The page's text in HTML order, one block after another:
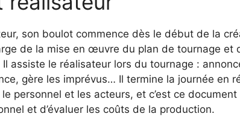
son boulot commence dès le début de la
de la mise en œuvre du plan de tournage et
assiste le réalisateur lors du tournage :
gère les imprévus… Il termine la journée en
personnel et les acteurs, et c’est ce
et d’évaluer les coûts de la production.